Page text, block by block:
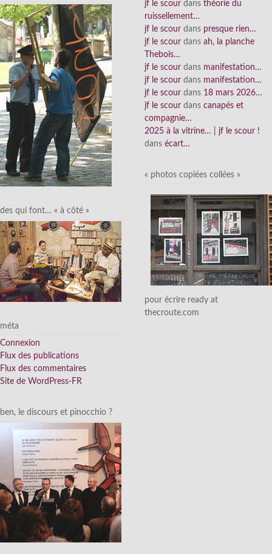
des qui font… « à côté »
méta
Connexion
Flux des publications
Flux des commentaires
Site de WordPress-FR
ben, le discours et pinocchio ?
jf le scour dans théorie du
ruissellement…
jf le scour dans presque rien…
jf le scour dans ah, la planche
Thebois…
jf le scour dans manifestation…
jf le scour dans manifestation…
jf le scour dans 18 mars 2026…
jf le scour dans canapés et
compagnie…
2025 à la vitrine… | jf le scour !
dans écart…
« photos copiées collées »
pour écrire ready at
thecroute.com